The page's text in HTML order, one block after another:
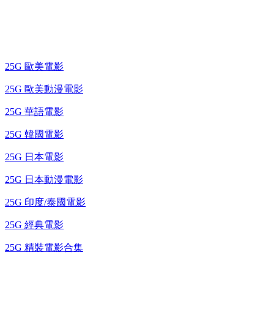
25G 歐美電影
25G 歐美動漫電影
25G 華語電影
25G 韓國電影
25G 日本電影
25G 日本動漫電影
25G 印度/泰國電影
25G 經典電影
25G 精裝電影合集